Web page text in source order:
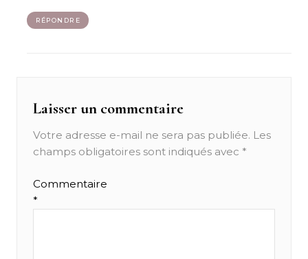
RÉPONDRE
Laisser un commentaire
Votre adresse e-mail ne sera pas publiée. Les
champs obligatoires sont indiqués avec *
Commentaire
*